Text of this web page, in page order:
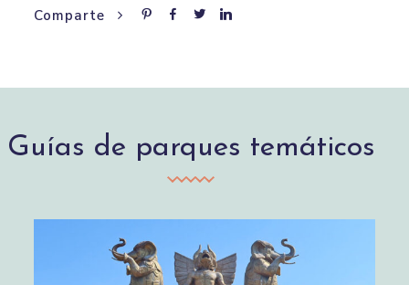
Comparte
Guías de parques temáticos